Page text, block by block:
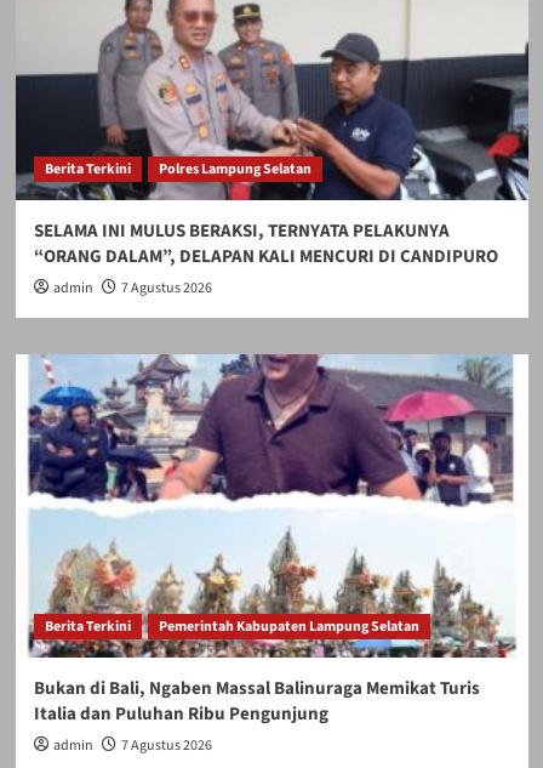
Berita Terkini Polres Lampung Selatan
SELAMA INI MULUS BERAKSI, TERNYATA PELAKUNYA
“ORANG DALAM”, DELAPAN KALI MENCURI DI CANDIPURO
admin 7 Agustus 2026
Berita Terkini Pemerintah Kabupaten Lampung Selatan
Bukan di Bali, Ngaben Massal Balinuraga Memikat Turis
Italia dan Puluhan Ribu Pengunjung
admin 7 Agustus 2026